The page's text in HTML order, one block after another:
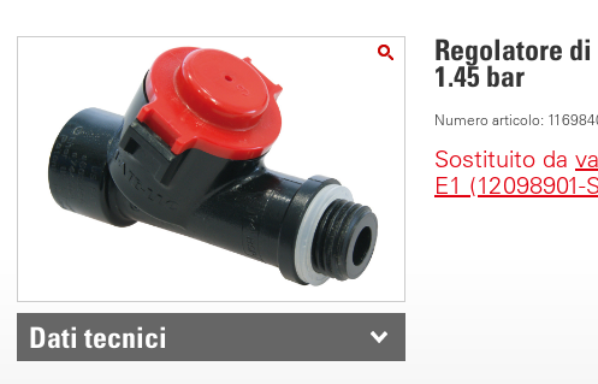
Regolatore di
1.45 bar
Numero articolo:
Sostituito da
E1 (12098901-
Dati tecnici